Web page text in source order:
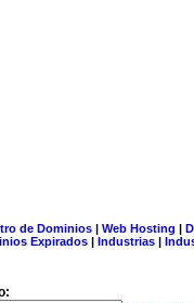
de Dominios| Web Hosting |
Expirados | Industrias |